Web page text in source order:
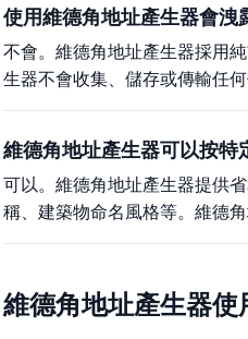
使用維德角地址產生器會洩
不會。維德角地址產生器採用
生器不會收集、儲存或傳輸任
維德角地址產生器可以按特
可以。維德角地址產生器提供
稱、建築物命名風格等。維德
維德角地址產生器使